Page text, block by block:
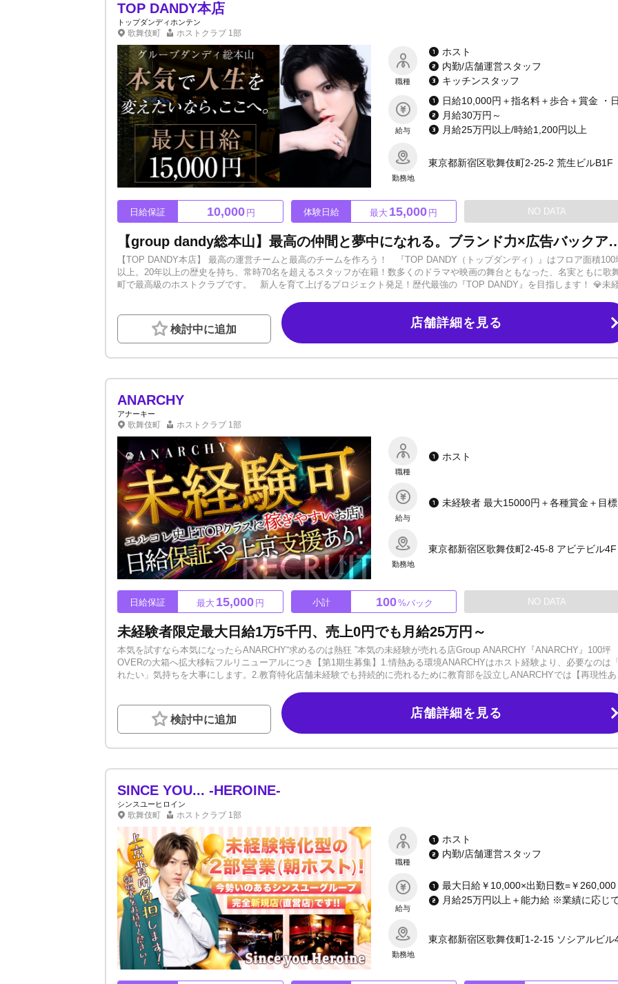
TOP DANDY本店
トップダンディホンテン
歌舞伎町 ホストクラブ 1部
職種
ホスト
内勤/店舗運営スタッフ
キッチンスタッフ
給与
月給30万円～
月給25万円以上/時給1,200円以上
勤務地
東京都新宿区歌舞伎町2-25-2 荒生ビルB1F
日給保証 10,000 円 体験日給 最大 15,000 円 NO DATA
【group dandy総本山】最高の仲間と夢中になれる。ブランド力×広告バックアップ×SNS戦略で徹底サポート
【TOP DANDY本店】 最高の運営チームと最高のチームを作ろう！ 『TOP DANDY（トップダンディ）』はフロア面積100
以上。20年以上の歴史を持ち、常時70名を超えるスタッフが在籍！数多くのドラマや映画の舞台ともなった、名実ともに歌
町で最高級のホストクラブです。 新人を育て上げるプロジェクト発足！歴代最強の『TOP DANDY』を目指します！ 💎未
大100%バック可（実績に応じて決定） ・歌舞伎町大型ビジョン掲載 ・各種媒体掲載 ・SNSコンサルトサポート
◆◆◆◆◆◆◆◆◆◆ 未経験でも大丈夫！ 従来のホストクラブにありがちな上下関係による教育を一切廃止！「人対人」
重したオリジナルな教育体制を取り入れています。 ＼データを使用したマネジメントを採用／✅店舗独自のデータ管理ア
を完備✅統計データを使った戦略的なコンサルタント✅実績あるホストによる育成・指導はじめての方でも、基本マナーから
れるための知識まですべて伝授！さらに、無駄なミーティング・営業前／営業後の掃除業務なども一切ありません！「売れ
に専念し、輝けるように最大限バックアップいたします。 一流のお客様と一流のスタッフに囲まれる、最高の環境を体験しに
来てください！
検討中に追加 店舗詳細を見る
ANARCHY
アナーキー
歌舞伎町 ホストクラブ 1部
職種
ホスト
給与
勤務地
東京都新宿区歌舞伎町2-45-8 アビテビル4F
日給保証 最大 15,000 円 小計 100%バック NO DATA
未経験者限定最大日給1万5千円、売上0円でも月給25万円～
本気を試すなら本気になったらANARCHY“求めるのは熱狂 ”本気の未経験が売れる店Group ANARCHY『ANARCHY』100坪
OVERの大箱へ拡大移転フルリニューアルにつき【第1期生募集】1.情熱ある環境ANARCHYはホスト経験より、必要なのは
れたい」気持ちを大事にします。2.教育特化店舗未経験でも持続的に売れるために教育部を設立しANARCHYでは【再現性あ
く業界でも不安を無くすために顧問弁護士の管理体制キャストが安心して働ける環境を整えています。4.圧倒的初回人数月
250組程ご来店2フロアで初回専用フロアもあるので気兼ねなく接客可能★★入店特典★★1）日給保証 ～15,000円2）店舗所
属 専属ヘアスタイリスト3）即入居可能、寮完備4）寮費、最大3ヶ月間無料5）名刺代 無料6）宣材写真撮影無料
検討中に追加 店舗詳細を見る
SINCE YOU... -HEROINE-
シンスユーヒロイン
歌舞伎町 ホストクラブ 1部
職種
ホスト
内勤/店舗運営スタッフ
給与
勤務地
東京都新宿区歌舞伎町1-2-15 ソシアルビル